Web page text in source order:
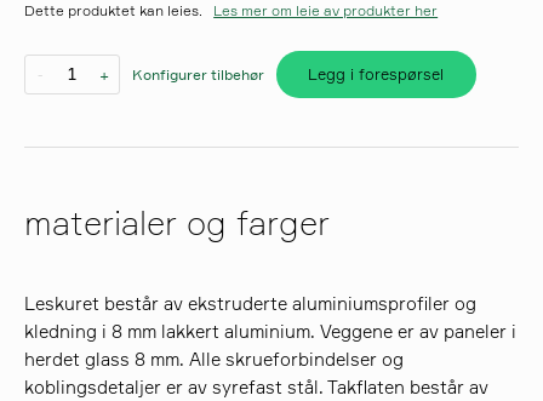
Dette produktet kan leies. Les mer om leie av produkter her
- + Konfigurer tilbehør Legg i forespørsel
materialer og farger
Leskuret består av ekstruderte aluminiumsprofiler og
kledning i 8 mm lakkert aluminium. Veggene er av paneler i
herdet glass 8 mm. Alle skrueforbindelser og
koblingsdetaljer er av syrefast stål. Takflaten består av